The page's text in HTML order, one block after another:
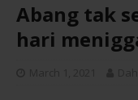
Abang tak
hari